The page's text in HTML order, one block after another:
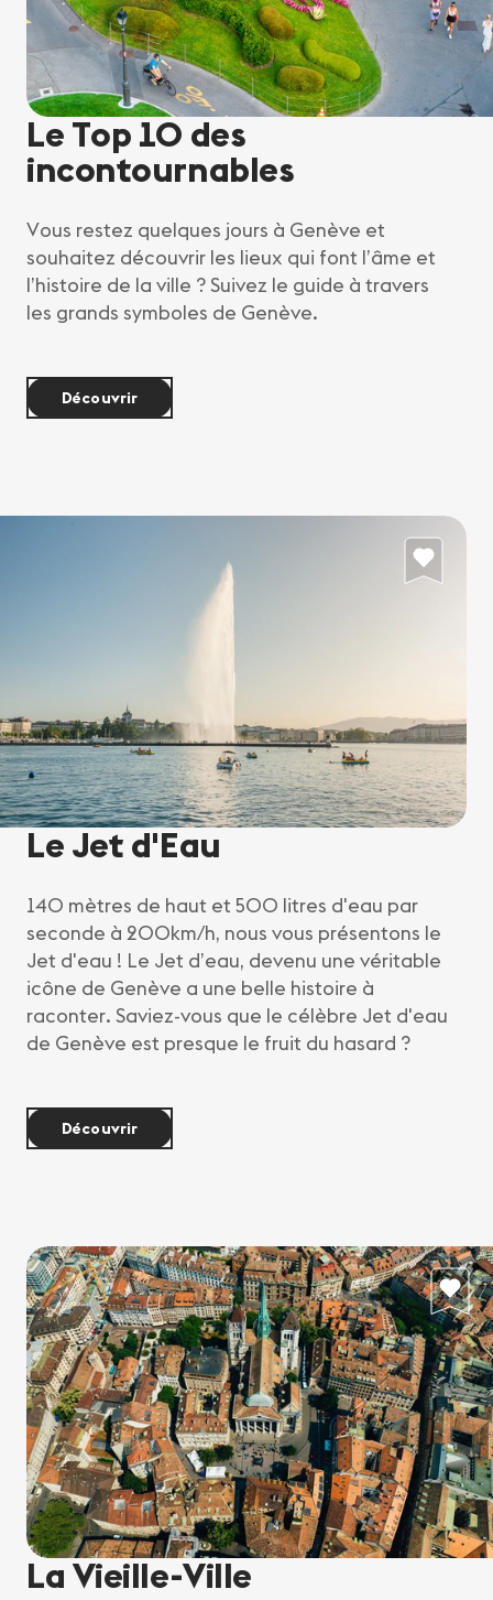
Le Top 10 des
incontournables
Vous restez quelques jours à Genève et
souhaitez découvrir les lieux qui font l’âme et
l’histoire de la ville ? Suivez le guide à travers
les grands symboles de Genève.
Découvrir
Le Jet d'Eau
140 mètres de haut et 500 litres d'eau par
seconde à 200km/h, nous vous présentons le
Jet d'eau ! Le Jet d’eau, devenu une véritable
icône de Genève a une belle histoire à
raconter. Saviez-vous que le célèbre Jet d'eau
de Genève est presque le fruit du hasard ?
Découvrir
La Vieille-Ville